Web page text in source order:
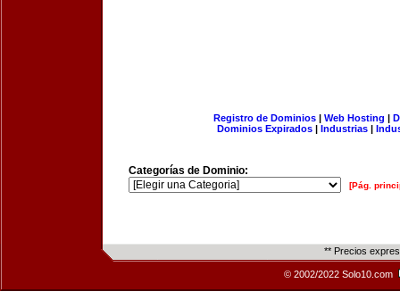
Registro de Dominios| Web Hosting |
Dominios Expirados | Industrias |
Categorías de Dominio:
[Pág.
** Precios
© 2002/2022 Solo10.com